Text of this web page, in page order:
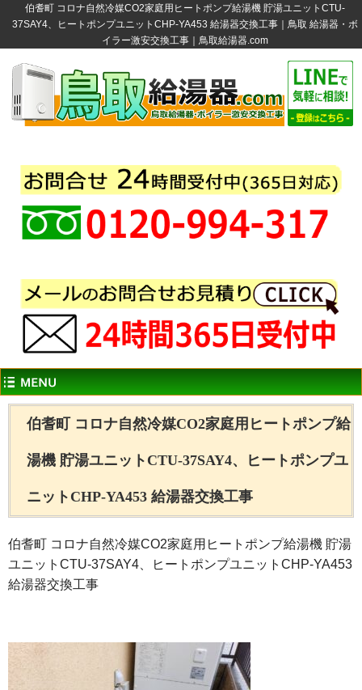
伯耆町 コロナ自然冷媒CO2家庭用ヒートポンプ給湯機 貯湯ユニットCTU-
37SAY4、ヒートポンプユニットCHP-YA453 給湯器交換工事｜鳥取 給湯器・ボ
イラー激安交換工事｜鳥取給湯器.com
伯耆町 コロナ自然冷媒CO2家庭用ヒートポンプ給
湯機 貯湯ユニットCTU-37SAY4、ヒートポンプユ
ニットCHP-YA453 給湯器交換工事
伯耆町 コロナ自然冷媒CO2家庭用ヒートポンプ給湯機 貯湯
ユニットCTU-37SAY4、ヒートポンプユニットCHP-YA453
給湯器交換工事